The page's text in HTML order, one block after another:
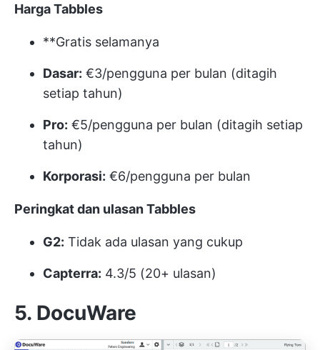
Harga Tabbles
**Gratis selamanya
Dasar: €3/pengguna per bulan (ditagih
setiap tahun)
Pro: €5/pengguna per bulan (ditagih setiap
tahun)
Korporasi: €6/pengguna per bulan
Peringkat dan ulasan Tabbles
G2: Tidak ada ulasan yang cukup
Capterra: 4.3/5 (20+ ulasan)
5. DocuWare